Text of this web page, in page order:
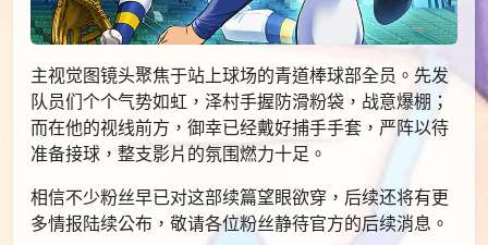
主视觉图镜头聚焦于站上球场的青道棒球部全员。先发
队员们个个气势如虹，泽村手握防滑粉袋，战意爆棚；
而在他的视线前方，御幸已经戴好捕手手套，严阵以待
准备接球，整支影片的氛围燃力十足。
相信不少粉丝早已对这部续篇望眼欲穿，后续还将有更
多情报陆续公布，敬请各位粉丝静待官方的后续消息。